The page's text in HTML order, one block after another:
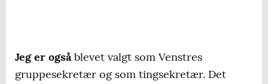
Jeg er ogsåblevet valgt som Venstres
gruppesekretær og som tingsekretær. Det